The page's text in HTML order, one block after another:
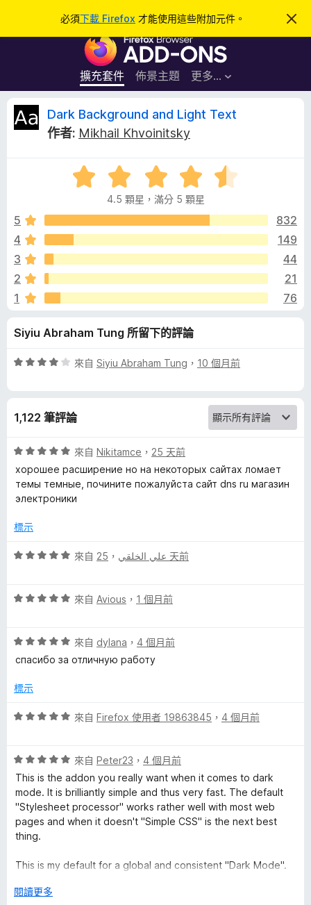
必須下載 Firefox 才能使用這些附加元件。
忽
此
F
r
e
x
覽
器
附
加
件
擴充套件 佈景主題 更多…
登入
D
k
B
a
c
k
r
o
u
d
a
d
i
g
h
t
T
e
Dark Background and Light Text
作者: Mikhail Khvoinitsky
評
價
.
分
滿
5
4.5 顆星，滿分 5 顆星
5
832
4
149
3
44
2
21
1
76
Siyiu Abraham Tung 所留下的評論
評
，
分
來自 Siyiu Abraham Tung ， 10 個月前
1,122 筆評論
評
價
5
分
滿
5
來自 Nikitamce ， 25 天前
хорошее расширение но на некоторых сайтах ломает
темы темные, почините пожалуйста сайт dns ru магазин
электроники
標示
評
分
分
5
來自 علي الخلقي ， 25 天前
評
分
，
分
分
來自 Avious ， 1 個月前
評
價
分
滿
分
來自 dylana ， 4 個月前
спасибо за отличную работу
標示
評
分
，
滿
分
5
分
來自 Firefox 使用者 19863845 ， 4 個月前
評
價
5
分
，
滿
5
來自 Peter23 ， 4 個月前
This is the addon you really want when it comes to dark
mode. It is brilliantly simple and thus very fast. The default
"Stylesheet processor" works rather well with most web
pages and when it doesn't "Simple CSS" is the next best
thing.
This is my default for a global and consistent "Dark Mode".
paired with the "ZenFox" addon for the Firefox UI part. And
展
閱讀更多